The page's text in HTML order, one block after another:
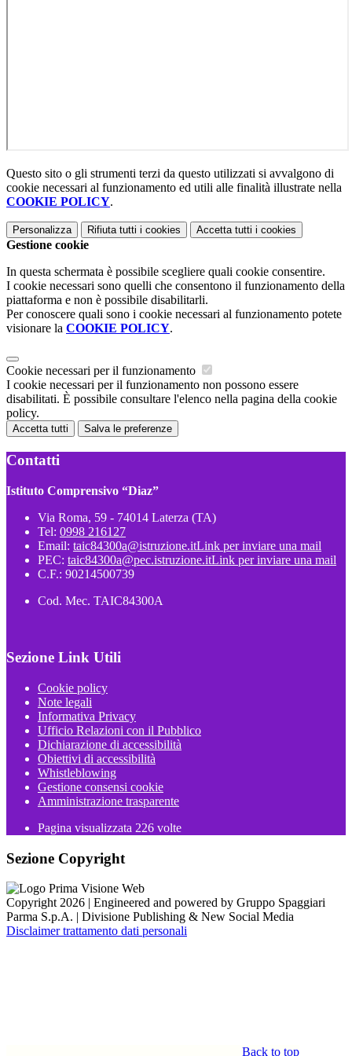
Questo sito o gli strumenti terzi da questo utilizzati si avvalgono di
cookie necessari al funzionamento ed utili alle finalità illustrate nella
COOKIE POLICY.
Personalizza Rifiuta tutti i cookies Accetta tutti i cookies
Gestione cookie
In questa schermata è possibile scegliere quali cookie consentire.
I cookie necessari sono quelli che consentono il funzionamento della
piattaforma e non è possibile disabilitarli.
Per conoscere quali sono i cookie necessari al funzionamento potete
visionare la COOKIE POLICY.
Cookie necessari per il funzionamento
I cookie necessari per il funzionamento non possono essere
disabilitati. È possibile consultare l'elenco nella pagina della cookie
policy.
Accetta tutti Salva le preferenze
Contatti
Istituto Comprensivo “Diaz”
Via Roma, 59 - 74014 Laterza (TA)
Tel: 0998 216127
Email: taic84300a@istruzione.itLink per inviare una mail
PEC: taic84300a@pec.istruzione.itLink per inviare una mail
C.F.: 90214500739
Cod. Mec. TAIC84300A
Sezione Link Utili
Cookie policy
Note legali
Informativa Privacy
Ufficio Relazioni con il Pubblico
Dichiarazione di accessibilità
Obiettivi di accessibilità
Whistleblowing
Gestione consensi cookie
Amministrazione trasparente
Pagina visualizzata 226 volte
Sezione Copyright
Copyright 2026 | Engineered and powered by Gruppo Spaggiari
Parma S.p.A. | Divisione Publishing & New Social Media
Disclaimer trattamento dati personali
Back to top